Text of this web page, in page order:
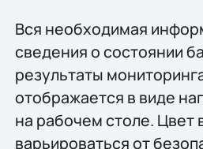
Вся необходимая
сведения о состоянии
результаты
отображается в виде
на рабочем столе. Цвет
варьироваться от